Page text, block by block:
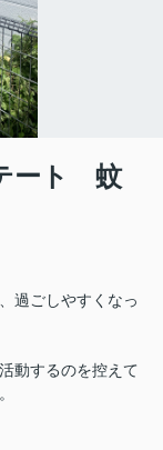
ート 蚊
過ごしやすくなっ
動するのを控えて